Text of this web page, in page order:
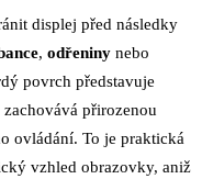
displej před následky
, odřeniny nebo
povrch představuje
přirozenou
ovládání. To je praktická
vzhled obrazovky, aniž